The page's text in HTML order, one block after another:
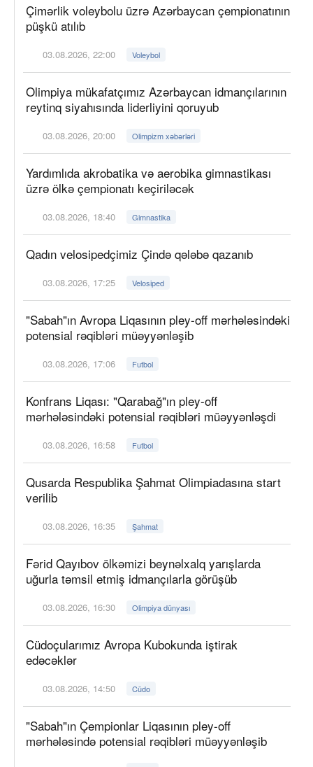
Çimərlik voleybolu üzrə Azərbaycan çempionatının
püşkü atılıb
03.08.2026, 22:00 Voleybol
Olimpiya mükafatçımız Azərbaycan idmançılarının
reytinq siyahısında liderliyini qoruyub
03.08.2026, 20:00 Olimpizm xəbərləri
Yardımlıda akrobatika və aerobika gimnastikası
üzrə ölkə çempionatı keçiriləcək
03.08.2026, 18:40 Gimnastika
Qadın velosipedçimiz Çində qələbə qazanıb
03.08.2026, 17:25 Velosiped
"Sabah"ın Avropa Liqasının pley-off mərhələsindəki
potensial rəqibləri müəyyənləşib
03.08.2026, 17:06 Futbol
Konfrans Liqası: "Qarabağ"ın pley-off
mərhələsindəki potensial rəqibləri müəyyənləşdi
03.08.2026, 16:58 Futbol
Qusarda Respublika Şahmat Olimpiadasına start
verilib
03.08.2026, 16:35 Şahmat
Fərid Qayıbov ölkəmizi beynəlxalq yarışlarda
uğurla təmsil etmiş idmançılarla görüşüb
03.08.2026, 16:30 Olimpiya dünyası
Cüdoçularımız Avropa Kubokunda iştirak
edəcəklər
03.08.2026, 14:50 Cüdo
"Sabah"ın Çempionlar Liqasının pley-off
mərhələsində potensial rəqibləri müəyyənləşib